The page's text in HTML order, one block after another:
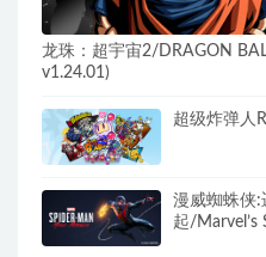
龙珠：超宇宙2/DRAGON
v1.24.01)
超级炸弹人
漫威蜘蛛侠:
起/Marvel’s